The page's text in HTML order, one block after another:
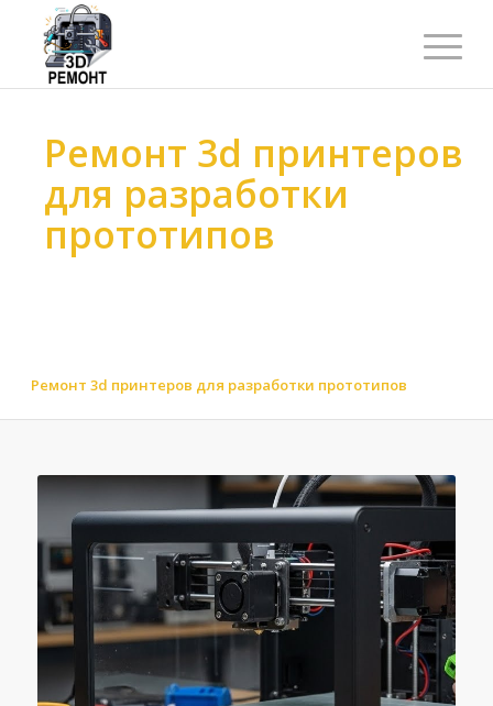
Ремонт 3d принтеров
для разработки
прототипов
Ремонт 3d принтеров для разработки прототипов